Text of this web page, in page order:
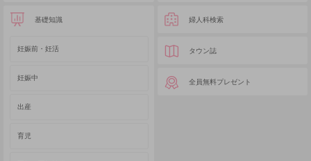
基礎知識
妊娠前・妊活
妊娠中
出産
育児
婦人科検索
タウン誌
全員無料プレゼント